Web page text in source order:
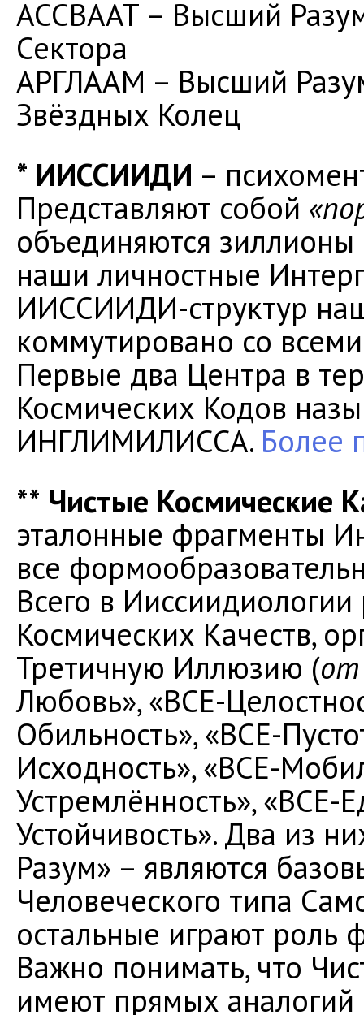
АССВААТ – Высший
Сектора
АРГЛААМ – Высший
Звёздных Колец
* ИИССИИДИ –
Представляют собой
объединяются
наши личностные
ИИССИИДИ-структур
коммутировано со
Первые два Центра в
Космических Кодов
ИНГЛИМИЛИССА. Более
** Чистые Космические
эталонные фрагменты
все
Всего в
Космических Качеств,
Третичную Иллюзию (от
Любовь», «ВСЕ-
Обильность», «ВСЕ-
Исходность», «ВСЕ-
Устремлённость», «ВСЕ-
Устойчивость». Два из
Разум» – являются
Человеческого типа
остальные играют роль
Важно понимать, что
имеют прямых